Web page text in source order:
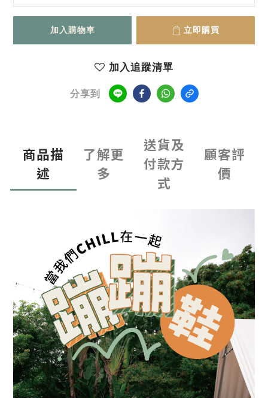
加入購物車 立即購買
加入追蹤清單
分享到
商品描
述
了解更
多
送貨及
付款方
式
顧客評
價